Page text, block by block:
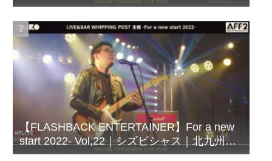
BAR WHIPPING POST
【FLASHBACK ENTERTAINER】For a new
start 2022- Vol,22｜シズビシャス｜北九州
LIVE＆BAR WHIPPING POST